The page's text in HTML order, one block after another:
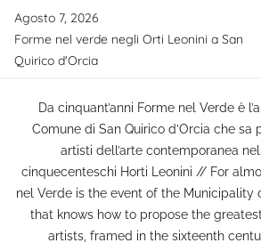
Salta
contenuto
Agosto 7, 2026
Forme nel verde negli Orti Leonini a San
Quirico d'Orcia
Da cinquant’anni Forme nel Verde è
Comune di San Quirico d’Orcia che sa
artisti dell’arte contemporanea
cinquecenteschi Horti Leonini // For
nel Verde is the event of the Municipality
that knows how to propose the
artists, framed in the sixteenth